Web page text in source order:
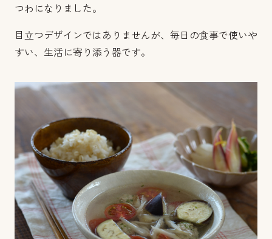
つわになりました。
目立つデザインではありませんが、毎日の食事で使いや
すい、生活に寄り添う器です。